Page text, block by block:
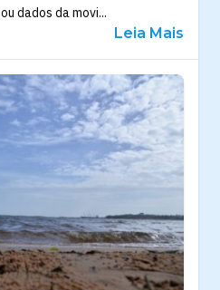
dados da movi...
Leia Mais